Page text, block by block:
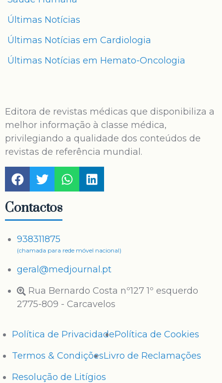
Últimas Notícias
Últimas Notícias em Cardiologia
Últimas Notícias em Hemato-Oncologia
Editora de revistas médicas que disponibiliza a
melhor informação à classe médica,
privilegiando a qualidade dos conteúdos de
revistas de referência mundial.
Contactos
938311875
(chamada para rede móvel nacional)
geral@medjournal.pt
Rua Bernardo Costa nº127 1º esquerdo
2775-809 - Carcavelos
Política de PrivacidadePolítica de Cookies
Termos & CondiçõesLivro de Reclamações
Resolução de Litígios